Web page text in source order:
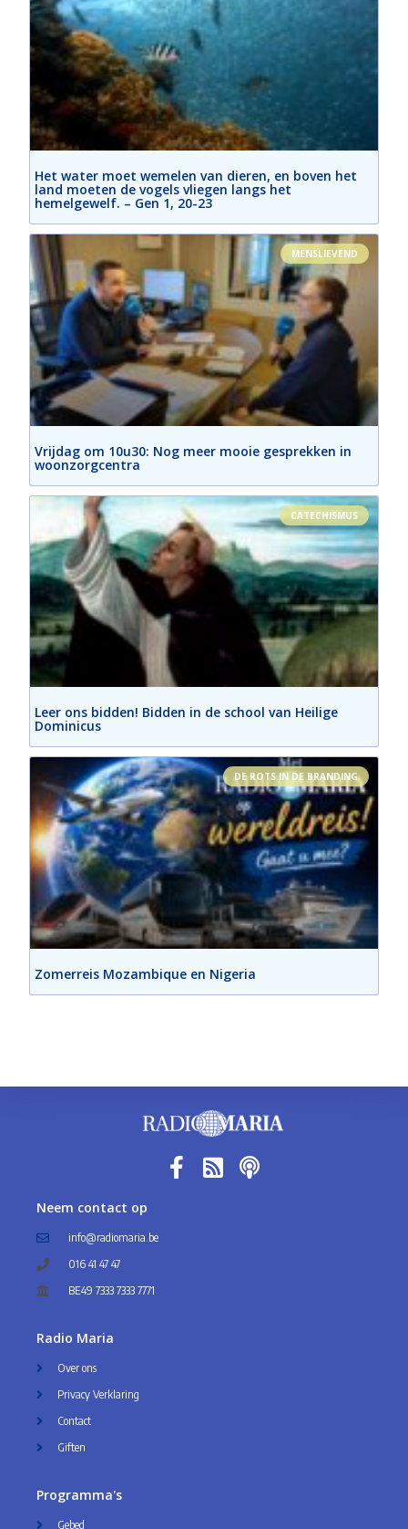
Het water moet wemelen van dieren, en boven het
land moeten de vogels vliegen langs het
hemelgewelf. – Gen 1, 20-23
MENSLIEVEND
Vrijdag om 10u30: Nog meer mooie gesprekken in
woonzorgcentra
CATECHISMUS
Leer ons bidden! Bidden in de school van Heilige
Dominicus
DE ROTS IN DE BRANDING
Zomerreis Mozambique en Nigeria
Neem contact op
info@radiomaria.be
016 41 47 47
BE49 7333 7333 7771
Radio Maria
Over ons
Privacy Verklaring
Contact
Giften
Programma's
Gebed